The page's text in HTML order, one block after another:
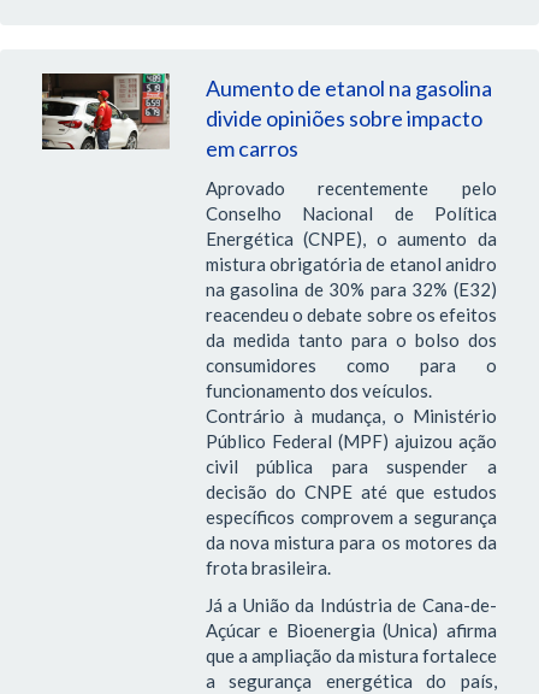
Aumento de etanol na gasolina
divide opiniões sobre impacto
em carros
Aprovado recentemente pelo
Conselho Nacional de Política
Energética (CNPE), o aumento da
mistura obrigatória de etanol anidro
na gasolina de 30% para 32% (E32)
reacendeu o debate sobre os efeitos
da medida tanto para o bolso dos
consumidores como para o
funcionamento dos veículos.
Contrário à mudança, o Ministério
Público Federal (MPF) ajuizou ação
civil pública para suspender a
decisão do CNPE até que estudos
específicos comprovem a segurança
da nova mistura para os motores da
frota brasileira.
Já a União da Indústria de Cana-de-
Açúcar e Bioenergia (Unica) afirma
que a ampliação da mistura fortalece
a segurança energética do país,